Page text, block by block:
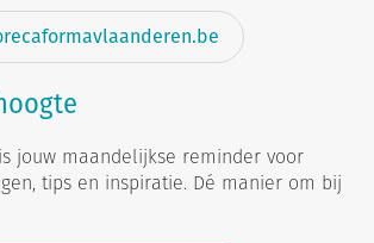
jouw maandelijkse reminder voor
tips en inspiratie. Dé manier om bij